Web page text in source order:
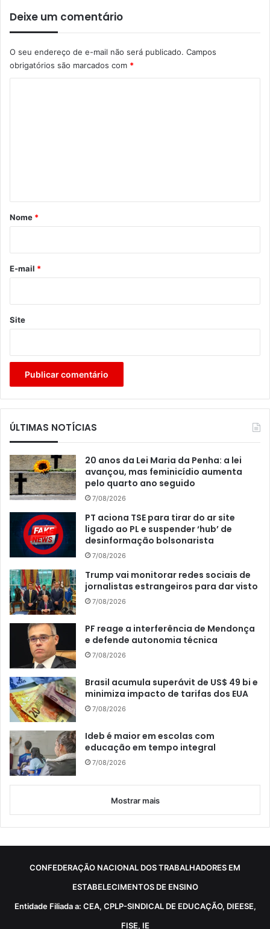
Deixe um comentário
O seu endereço de e-mail não será publicado. Campos
obrigatórios são marcados com *
r
*
Nome *
E-mail *
Site
ÚLTIMAS NOTÍCIAS
20 anos da Lei Maria da Penha: a lei
avançou, mas feminicídio aumenta
pelo quarto ano seguido
7/08/2026
PT aciona TSE para tirar do ar site
ligado ao PL e suspender ‘hub’ de
desinformação bolsonarista
7/08/2026
Trump vai monitorar redes sociais de
jornalistas estrangeiros para dar visto
7/08/2026
PF reage a interferência de Mendonça
e defende autonomia técnica
7/08/2026
Brasil acumula superávit de US$ 49 bi e
minimiza impacto de tarifas dos EUA
7/08/2026
Ideb é maior em escolas com
educação em tempo integral
7/08/2026
Mostrar mais
CONFEDERAÇÃO NACIONAL DOS TRABALHADORES EM
ESTABELECIMENTOS DE ENSINO
Entidade Filiada a: CEA, CPLP-SINDICAL DE EDUCAÇÃO, DIEESE,
FISE, IE